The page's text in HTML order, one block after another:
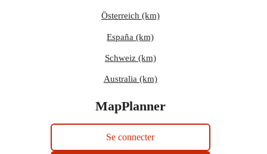
Österreich (km)
España (km)
Schweiz (km)
Australia (km)
MapPlanner
Se connecter